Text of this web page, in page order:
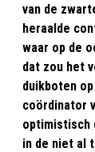
van de
heraalde
waar op de
dat zou het
duikboten
coördinator
optimistisch
in de niet al